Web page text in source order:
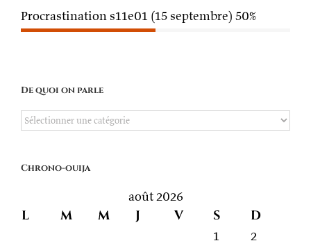
Procrastination s11e01 (15 septembre) 50%
De quoi on parle
De
parle
Chrono-ouija
août 2026
L M M J V S D
1
2